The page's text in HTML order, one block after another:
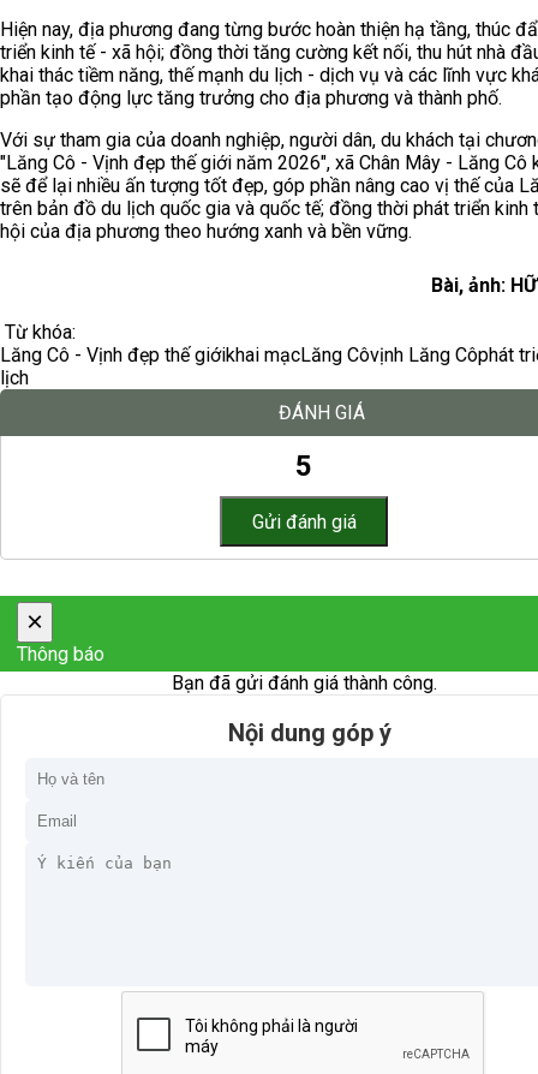
Hiện nay, địa phương đang từng bước hoàn thiện hạ tầng, thúc
triển kinh tế - xã hội; đồng thời tăng cường kết nối, thu hút nhà
khai thác tiềm năng, thế mạnh du lịch - dịch vụ và các lĩnh vực
phần tạo động lực tăng trưởng cho địa phương và thành phố.
Với sự tham gia của doanh nghiệp, người dân, du khách tại
"Lăng Cô - Vịnh đẹp thế giới năm 2026", xã Chân Mây - Lăng Cô
sẽ để lại nhiều ấn tượng tốt đẹp, góp phần nâng cao vị thế của
trên bản đồ du lịch quốc gia và quốc tế; đồng thời phát triển kinh
hội của địa phương theo hướng xanh và bền vững.
Bài, ảnh:
Từ khóa:
Lăng Cô - Vịnh đẹp thế giớikhai mạcLăng Côvịnh Lăng Côphát
lịch
ĐÁNH GIÁ
5
×
Thông báo
Bạn đã gửi đánh giá thành công.
Nội dung góp ý